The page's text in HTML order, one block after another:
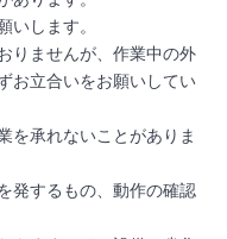
いします。
りませんが、作業中の外
お立合いをお願いしてい
を承れないことがありま
発するもの、動作の確認